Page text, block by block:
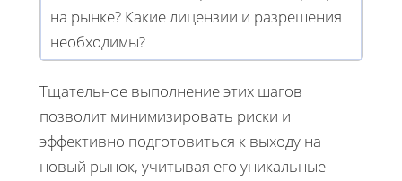
на рынке? Какие лицензии и разрешения
необходимы?
Тщательное выполнение этих шагов
позволит минимизировать риски и
эффективно подготовиться к выходу на
новый рынок, учитывая его уникальные